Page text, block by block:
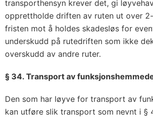
transporthensyn krever det, gi
opprettholde driften av ruten ut over
fristen mot å holdes skadesløs for
underskudd på rutedriften som ikke
overskudd av andre ruter.
§ 34. Transport av
Den som har løyve for transport av
kan utføre slik transport som nevnt i §